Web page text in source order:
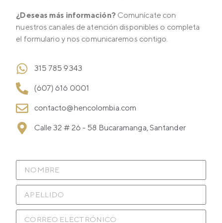
¿Deseas más información? Comunícate con
nuestros canales de atención disponibles o completa
el formulario y nos comunicaremos contigo.
315 785 9343
(607) 616 0001
contacto@hencolombia.com
Calle 32 # 26 - 58 Bucaramanga, Santander